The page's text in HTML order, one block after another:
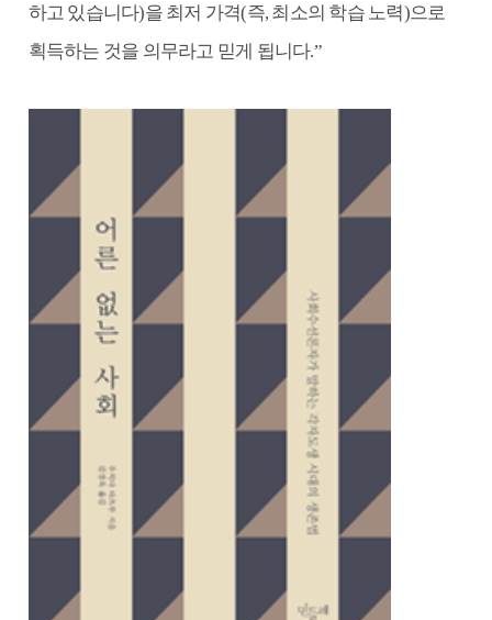
하고 있습니다)을 최저 가격(즉, 최소의 학습 노력)으로
획득하는 것을 의무라고 믿게 됩니다.”